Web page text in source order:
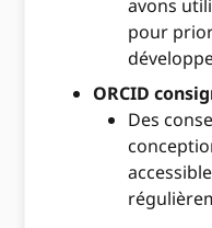
avons
pour
ORCID
Des